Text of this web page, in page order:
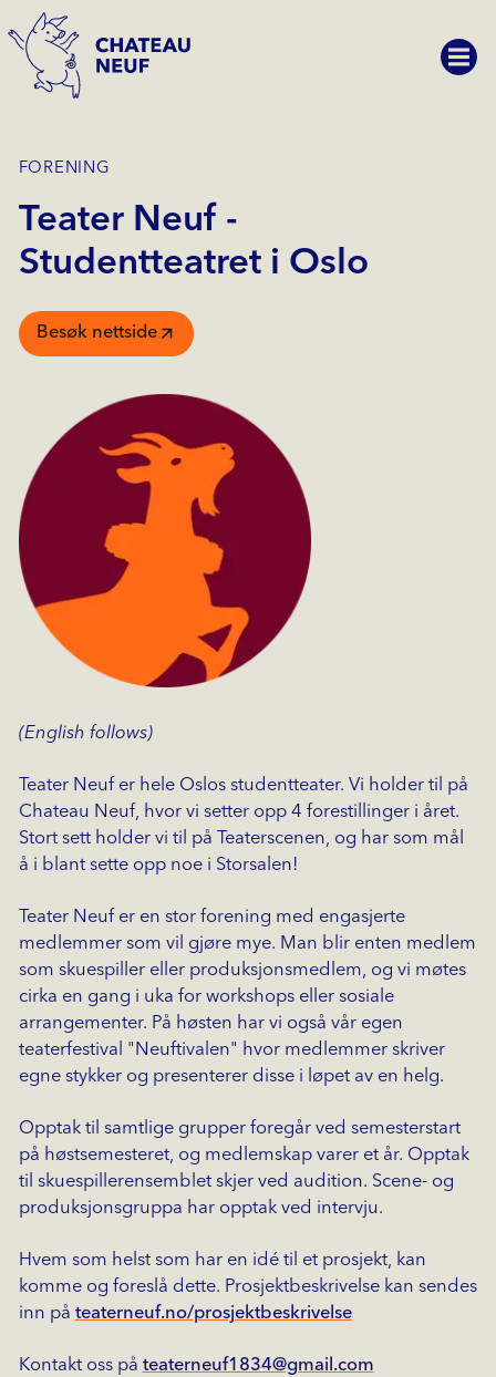
FORENING
Teater Neuf -
Studentteatret i Oslo
Besøk nettside
(English follows)
Teater Neuf er hele Oslos studentteater. Vi holder til på
Chateau Neuf, hvor vi setter opp 4 forestillinger i året.
Stort sett holder vi til på Teaterscenen, og har som mål
å i blant sette opp noe i Storsalen!
Teater Neuf er en stor forening med engasjerte
medlemmer som vil gjøre mye. Man blir enten medlem
som skuespiller eller produksjonsmedlem, og vi møtes
cirka en gang i uka for workshops eller sosiale
arrangementer. På høsten har vi også vår egen
teaterfestival "Neuftivalen" hvor medlemmer skriver
egne stykker og presenterer disse i løpet av en helg.
Opptak til samtlige grupper foregår ved semesterstart
på høstsemesteret, og medlemskap varer et år. Opptak
til skuespillerensemblet skjer ved audition. Scene- og
produksjonsgruppa har opptak ved intervju.
Hvem som helst som har en idé til et prosjekt, kan
komme og foreslå dette. Prosjektbeskrivelse kan sendes
inn på teaterneuf.no/prosjektbeskrivelse
Kontakt oss på teaterneuf1834@gmail.com